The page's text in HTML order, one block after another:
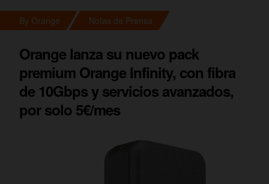
By Orange Notas de Prensa
Orange lanza su nuevo pack
premium Orange Infinity, con fibra
de 10Gbps y servicios avanzados,
por solo 5€/mes